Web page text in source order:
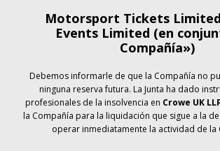
Motorsport Tickets
Events Limited (en
Compañía»)
Debemos informarle de que la Compañía no
ninguna reserva futura. La Junta ha dado
profesionales de la insolvencia en Crowe UK
la Compañía para la liquidación que sigue a la
operar inmediatamente la actividad de la